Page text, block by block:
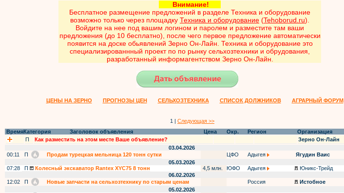
Внимание!
Бесплатное размещение предложений в разделе Техника и оборудование
возможно только через площадку Техника и оборудование (Tehoborud.ru).
Войдите на нее под вашим логином и паролем и разместите там ваши
предложения (до 10 бесплатно), после чего первое предложение автоматически
появится на доске обьявлений Зерно Он-Лайн. Техника и оборудование это
специализированнный проект по по рынку сельхозтехники и обрудования,
разработанный информагентством Зерно Он-Лайн.
ЦЕНЫ НА ЗЕРНО ПРОГНОЗЫ ЦЕН СЕЛЬХОЗТЕХНИКА СПИСОК ДОЛЖНИКОВ АГРАРНЫЙ ФОРУМ
1 | Следующая >>
ВремяКатегория Заголовок объявления Цена Окр. Регион
Организация
П
Как разместить на этом месте Ваше объявление?
Зерно Он-Лайн
03.04.2026
00:11
П Продам турецкая мельница 120 тонн сутки ЦФО Адыгея
Ягудин Ваис
05.03.2026
07:28
П Колесный экскаватор Rantex XYC75 8 тонн 4,5 млн. ЮФО Адыгея
Юникс-Трейд
06.02.2026
12:02
П Новые запчасти на сельхозтехнику по старым ценам Россия
Истобное
05.02.2026